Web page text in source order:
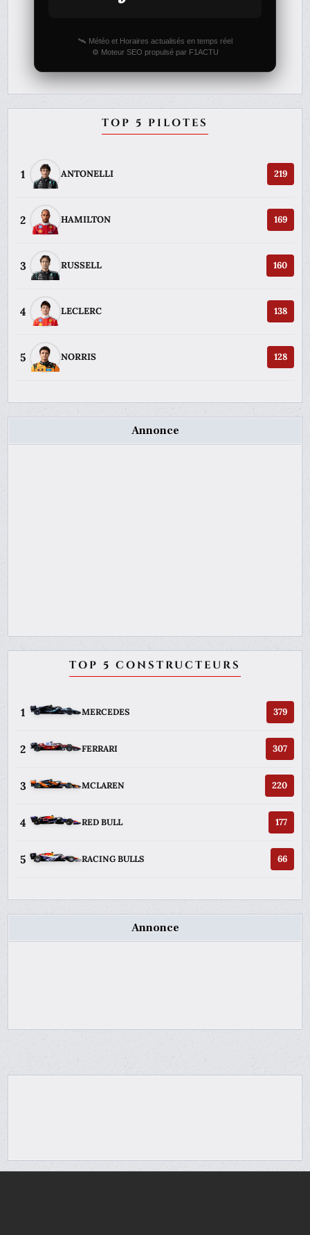
🛰️ Météo et Horaires actualisés en temps réel
⚙️ Moteur SEO propulsé par F1ACTU
TOP 5 PILOTES
1 ANTONELLI 219
2 HAMILTON 169
3 RUSSELL 160
4 LECLERC 138
5 NORRIS 128
Annonce
TOP 5 CONSTRUCTEURS
1 MERCEDES 379
2 FERRARI 307
3 MCLAREN 220
4 RED BULL 177
5 RACING BULLS 66
Annonce